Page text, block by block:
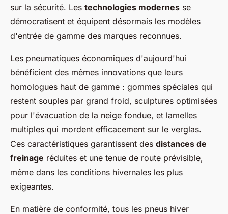
sur la sécurité. Les technologies modernes se
démocratisent et équipent désormais les modèles
d'entrée de gamme des marques reconnues.
Les pneumatiques économiques d'aujourd'hui
bénéficient des mêmes innovations que leurs
homologues haut de gamme : gommes spéciales qui
restent souples par grand froid, sculptures optimisées
pour l'évacuation de la neige fondue, et lamelles
multiples qui mordent efficacement sur le verglas.
Ces caractéristiques garantissent des distances de
freinage réduites et une tenue de route prévisible,
même dans les conditions hivernales les plus
exigeantes.
En matière de conformité, tous les pneus hiver